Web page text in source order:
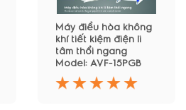
Máy điều hòa không
khí tiết kiệm điện li
tâm thổi ngang
Model: AVF-15PGB